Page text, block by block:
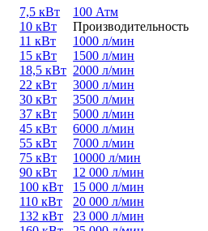
7,5 кВт
10 кВт
11 кВт
15 кВт
18,5 кВт
22 кВт
30 кВт
37 кВт
45 кВт
55 кВт
75 кВт
90 кВт
100 кВт
110 кВт
132 кВт
100 Атм
Производительность
1000 л/мин
1500 л/мин
2000 л/мин
3000 л/мин
3500 л/мин
5000 л/мин
6000 л/мин
7000 л/мин
10000 л/мин
12 000 л/мин
15 000 л/мин
20 000 л/мин
23 000 л/мин